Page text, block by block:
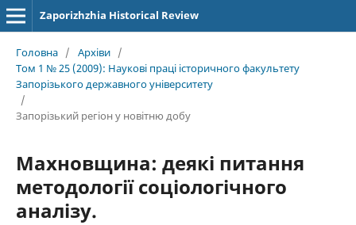
Zaporizhzhia Historical Review
Головна / Архіви /
Том 1 № 25 (2009): Наукові праці історичного факультету
Запорізького державного університету
/
Запорізький регіон у новітню добу
Махновщина: деякі питання
методології соціологічного
аналізу.